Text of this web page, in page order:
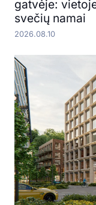
gatvėje:
svečių namai
2026.08.10